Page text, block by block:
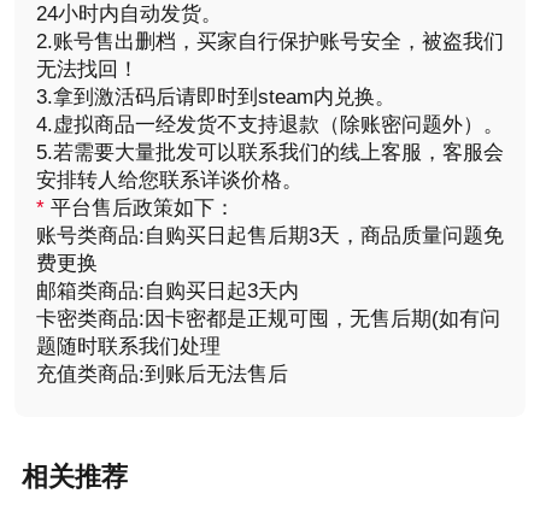
24小时内自动发货。
2.账号售出删档，买家自行保护账号安全，被盗我们
无法找回！
3.拿到激活码后请即时到steam内兑换。
4.虚拟商品一经发货不支持退款（除账密问题外）。
5.若需要大量批发可以联系我们的线上客服，客服会
安排转人给您联系详谈价格。
*平台售后政策如下：
账号类商品:自购买日起售后期3天，商品质量问题免
费更换
邮箱类商品:自购买日起3天内
卡密类商品:因卡密都是正规可囤，无售后期(如有问
题随时联系我们处理
充值类商品:到账后无法售后
相关推荐